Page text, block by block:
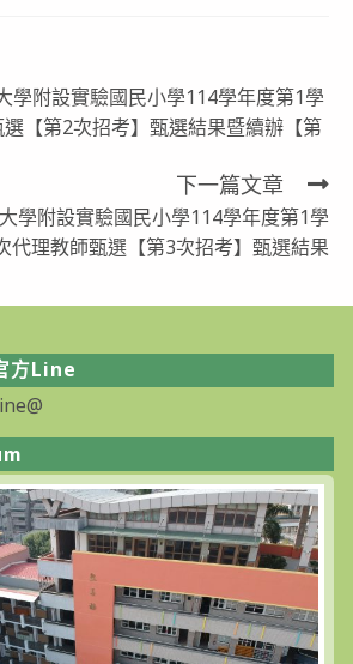
學附設實驗國民小學114學年度第1學
【第2次招考】甄選結果暨續辦【第
下一篇文章
學附設實驗國民小學114學年度第1學
代理教師甄選【第3次招考】甄選結果
方Line